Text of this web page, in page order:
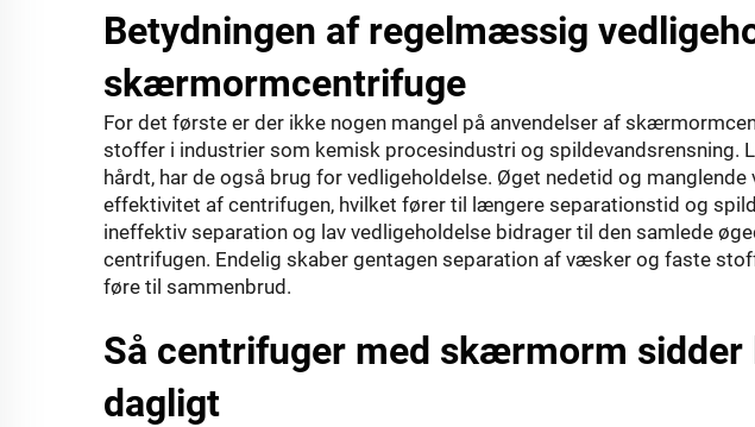
Betydningen af regelmæssig
skærmormcentrifuge
For det første er der ikke nogen mangel på anvendelser af
stoffer i industrier som kemisk procesindustri og spildevandsrensning.
hårdt, har de også brug for vedligeholdelse. Øget nedetid og
effektivitet af centrifugen, hvilket fører til længere separationstid og
ineffektiv separation og lav vedligeholdelse bidrager til den samlede
centrifugen. Endelig skaber gentagen separation af væsker og faste
føre til sammenbrud.
Så centrifuger med skærmorm
dagligt